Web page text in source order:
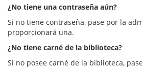
¿No tiene una contraseña aún?
Si no tiene contraseña, pase por la
proporcionará una.
¿No tiene carné de la biblioteca?
Si no posee carné de la biblioteca,